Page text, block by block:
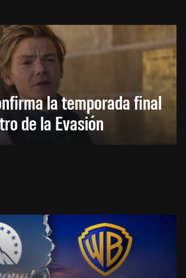
la temporada final
de la Evasión